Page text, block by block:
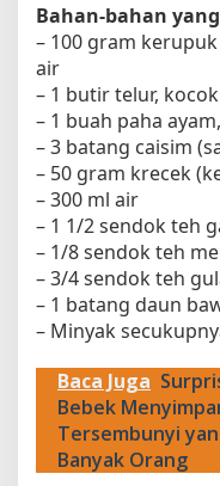
Bahan-bahan
– 100 gram
air
– 1 butir telur,
– 1 buah paha
– 3 batang caisim
– 50 gram krecek
– 300 ml air
– 1 1/2 sendok teh
– 1/8 sendok teh
– 3/4 sendok teh
– 1 batang daun
– Minyak
Baca Juga
Bebek
Tersembunyi
Banyak Orang